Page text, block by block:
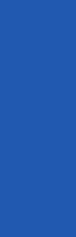
Online-
Arbeiten bei
Aus- und
Duales
Finden Sie